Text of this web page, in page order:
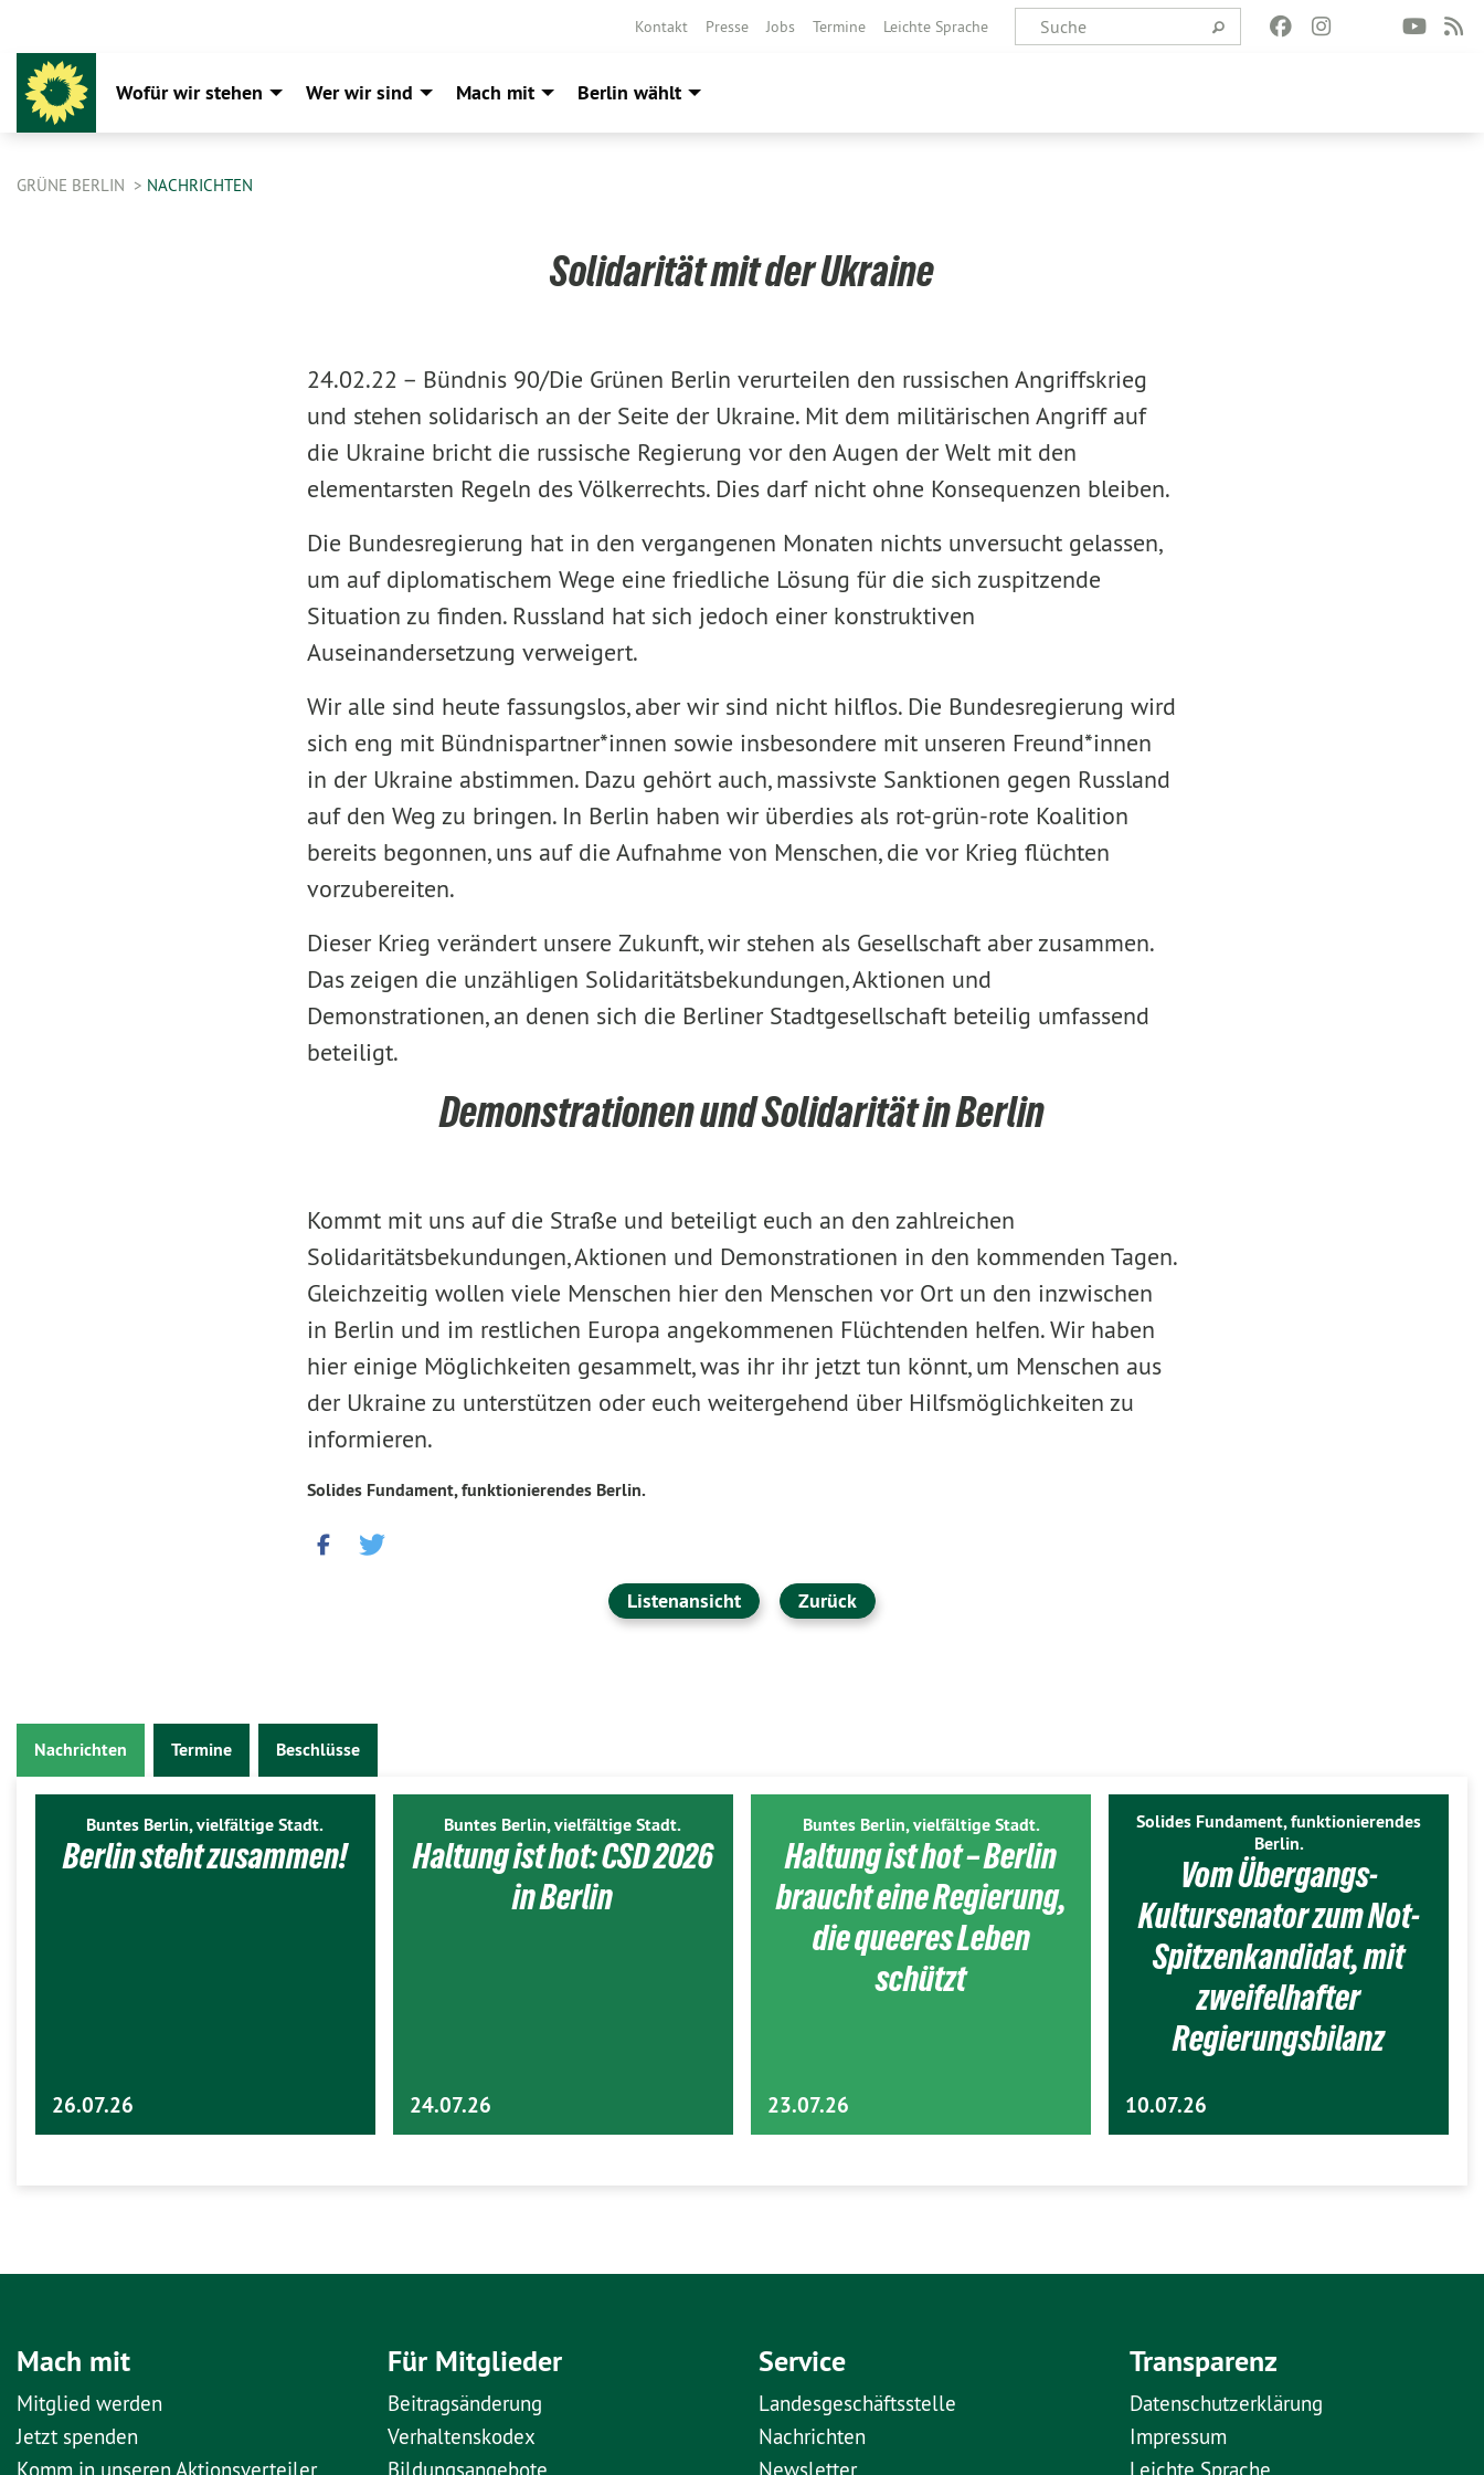
Kontakt Presse Jobs Termine Leichte Sprache
Wofür wir stehen Wer wir sind Mach mit Berlin wählt
GRÜNE BERLIN NACHRICHTEN
Solidarität mit der Ukraine
24.02.22 – Bündnis 90/Die Grünen Berlin verurteilen den russischen Angriffskrieg
und stehen solidarisch an der Seite der Ukraine. Mit dem militärischen Angriff auf
die Ukraine bricht die russische Regierung vor den Augen der Welt mit den
elementarsten Regeln des Völkerrechts. Dies darf nicht ohne Konsequenzen bleiben.
Die Bundesregierung hat in den vergangenen Monaten nichts unversucht gelassen,
um auf diplomatischem Wege eine friedliche Lösung für die sich zuspitzende
Situation zu finden. Russland hat sich jedoch einer konstruktiven
Auseinandersetzung verweigert.
Wir alle sind heute fassungslos, aber wir sind nicht hilflos. Die Bundesregierung wird
sich eng mit Bündnispartner*innen sowie insbesondere mit unseren Freund*innen
in der Ukraine abstimmen. Dazu gehört auch, massivste Sanktionen gegen Russland
auf den Weg zu bringen. In Berlin haben wir überdies als rot-grün-rote Koalition
bereits begonnen, uns auf die Aufnahme von Menschen, die vor Krieg flüchten
vorzubereiten.
Dieser Krieg verändert unsere Zukunft, wir stehen als Gesellschaft aber zusammen.
Das zeigen die unzähligen Solidaritätsbekundungen, Aktionen und
Demonstrationen, an denen sich die Berliner Stadtgesellschaft beteilig umfassend
beteiligt.
Demonstrationen und Solidarität in Berlin
Kommt mit uns auf die Straße und beteiligt euch an den zahlreichen
Solidaritätsbekundungen, Aktionen und Demonstrationen in den kommenden Tagen.
Gleichzeitig wollen viele Menschen hier den Menschen vor Ort un den inzwischen
in Berlin und im restlichen Europa angekommenen Flüchtenden helfen. Wir haben
hier einige Möglichkeiten gesammelt, was ihr ihr jetzt tun könnt, um Menschen aus
der Ukraine zu unterstützen oder euch weitergehend über Hilfsmöglichkeiten zu
informieren.
Solides Fundament, funktionierendes Berlin.
Listenansicht Zurück
Nachrichten Termine Beschlüsse
Buntes Berlin, vielfältige Stadt.
Berlin steht zusammen!
26.07.26
Buntes Berlin, vielfältige Stadt.
Haltung ist hot: CSD 2026
in Berlin
24.07.26
Buntes Berlin, vielfältige Stadt.
Haltung ist hot – Berlin
braucht eine Regierung,
die queeres Leben
schützt
23.07.26
Solides Fundament, funktionierendes
Berlin.
Vom Übergangs-
Kultursenator zum Not-
Spitzenkandidat, mit
zweifelhafter
Regierungsbilanz
10.07.26
Mach mit
Mitglied werden
Jetzt spenden
Für Mitglieder
Beitragsänderung
Verhaltenskodex
Service
Landesgeschäftsstelle
Nachrichten
Transparenz
Datenschutzerklärung
Impressum